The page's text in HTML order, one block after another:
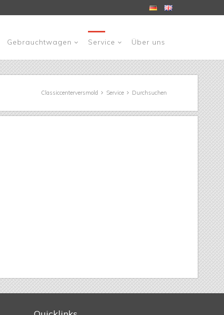
Gebrauchtwagen Service Über uns
Classiccenterversmold Service Durchsuchen